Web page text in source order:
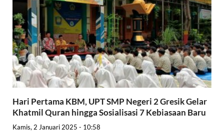
Hari Pertama KBM, UPT SMP Negeri 2 Gresik Gelar
Khatmil Quran hingga Sosialisasi 7 Kebiasaan Baru
Kamis, 2 Januari 2025 - 10:58